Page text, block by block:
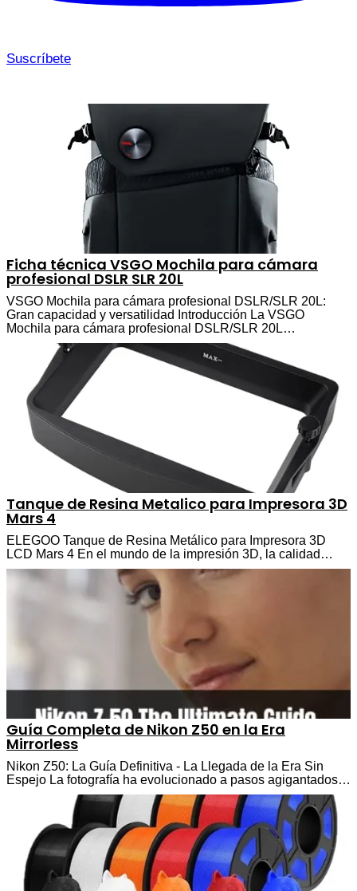
Suscríbete
Ficha técnica VSGO Mochila para cámara
profesional DSLR SLR 20L
VSGO Mochila para cámara profesional DSLR/SLR 20L:
Gran capacidad y versatilidad Introducción La VSGO
Mochila para cámara profesional DSLR/SLR 20L…
Tanque de Resina Metalico para Impresora 3D
Mars 4
ELEGOO Tanque de Resina Metálico para Impresora 3D
LCD Mars 4 En el mundo de la impresión 3D, la calidad…
Guía Completa de Nikon Z50 en la Era
Mirrorless
Nikon Z50: La Guía Definitiva - La Llegada de la Era Sin
Espejo La fotografía ha evolucionado a pasos agigantados…